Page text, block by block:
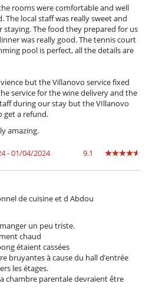
rooms were comfortable and well
local staff was really sweet and
staying. The food they prepared for us
was really good. The tennis court
pool is perfect, all the details are
but the Villanovo service fixed
service for the wine delivery and the
during our stay but the VIllanovo
get a refund.
amazing.
- 01/04/2024 9.1
de cuisine et d Abdou
un peu triste.
chaud
étaient cassées
bruyantes à cause du hall d’entrée
les étages.
chambre parentale devraient être